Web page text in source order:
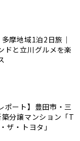
摩地域1泊2日旅｜
ドと立川グルメを楽
ポート】豊田市・三
分譲マンション「T
ザ・トヨタ」